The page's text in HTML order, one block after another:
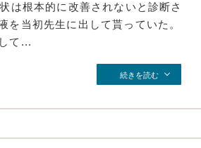
は根本的に改善されないと診断さ
を当初先生に出して貰っていた。
て...
続きを読む